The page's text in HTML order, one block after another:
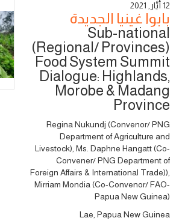
12 أَيَّار, 2021
بابوا غينيا الجديدة
Sub-national
(Regional/ Provinces)
Food System Summit
Dialogue: Highlands,
Morobe & Madang
Province
Regina Nukundj (Convenor/ PNG
Department of Agriculture and
Livestock), Ms. Daphne Hangatt (Co-
Convener/ PNG Department of
Foreign Affairs & International Trade)),
Mirriam Mondia (Co-Convenor/ FAO-
Papua New Guinea)
Lae, Papua New Guinea